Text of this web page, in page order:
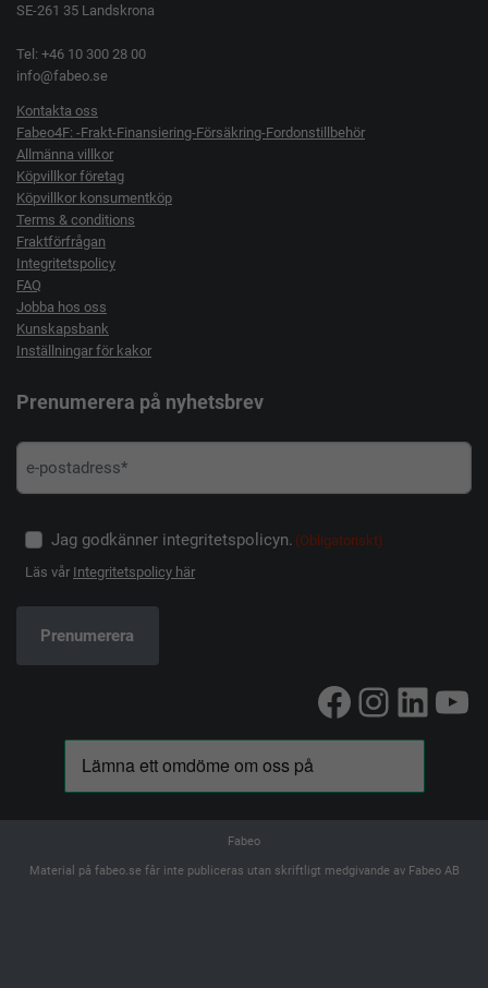
SE-261 35 Landskrona
Tel: +46 10 300 28 00
info@fabeo.se
Kontakta oss
Fabeo4F: -Frakt-Finansiering-Försäkring-Fordonstillbehör
Allmänna villkor
Köpvillkor företag
Köpvillkor konsumentköp
Terms & conditions
Fraktförfrågan
Integritetspolicy
FAQ
Jobba hos oss
Kunskapsbank
Inställningar för kakor
Prenumerera på nyhetsbrev
Jag godkänner integritetspolicyn. (Obligatoriskt)
Läs vår Integritetspolicy här
Facebook
Fabeo
Material på fabeo.se får inte publiceras utan skriftligt medgivande av Fabeo AB